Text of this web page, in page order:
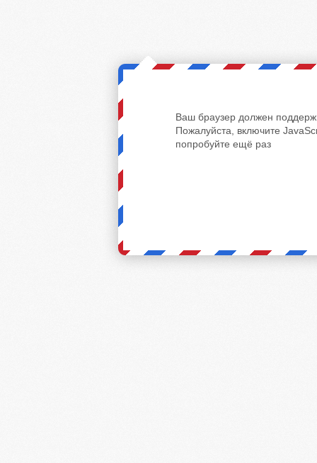
Ваш браузер должен
Пожалуйста, включите
попробуйте ещё раз